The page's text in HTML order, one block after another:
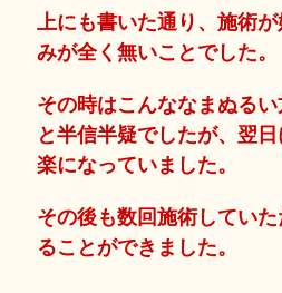
上にも書いた通り、施術
みが全く無いことでした。
その時はこんななまぬる
と半信半疑でしたが、翌
楽になっていました。
その後も数回施術してい
ることができました。